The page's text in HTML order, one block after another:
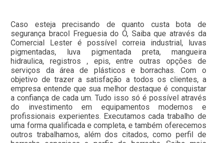
Caso esteja precisando de quanto custa bota de
segurança bracol Freguesia do Ó, Saiba que através da
Comercial Lester é possível correia industrial, luvas
pigmentadas, luva pigmentada preta, mangueira
hidraulica, registros , epis, entre outras opções de
serviços da área de plásticos e borrachas. Com o
objetivo de trazer a satisfação a todos os clientes, a
empresa entende que sua melhor destaque é conquistar
a confiança de cada um. Tudo isso só é possível através
do investimento em equipamentos modernos e
profissionais experientes. Executamos cada trabalho de
uma forma qualificada e completa, e também oferecemos
outros trabalhamos, além dos citados, como perfil de